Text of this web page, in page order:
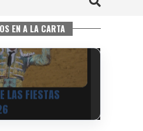
EN A LA CARTA